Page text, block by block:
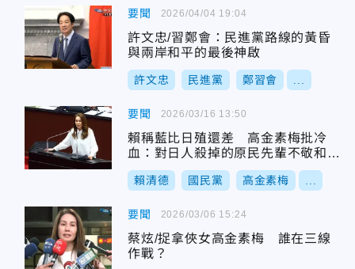
要聞
許文忠/習鄭會：民進黨路線的黃昏
與兩岸和平的最後神啟
許文忠 民進黨 鄭習會
2026/04/04 19:04
要聞
賴稱藍比日殖還差 高金素梅批冷
血：對日人殺掉的原民先輩不敬和汙
辱
賴清德 國民黨 高金素梅
2026/03/16 13:50
要聞
蔡炫/捉拿俠女高金素梅 誰在三線
作戰？
2026/03/06 15:24